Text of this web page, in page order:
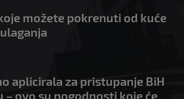
možete pokrenuti od kuće
aplicirala za pristupanje BiH
– ovo su pogodnosti koje će